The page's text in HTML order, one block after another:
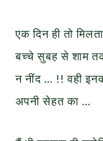
एक दिन ही तो
बच्चे सुबह से शाम
न नींद … !! वही
अपनी सेहत का …